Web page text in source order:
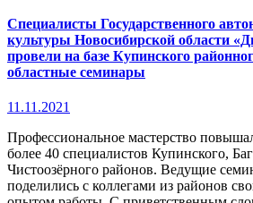
Специалисты Государственного
культуры Новосибирской области
провели на базе Купинского
областные семинары
11.11.2021
Профессиональное мастерство
более 40 специалистов Купинского,
Чистоозёрного районов. Ведущие
поделились с коллегами из районов